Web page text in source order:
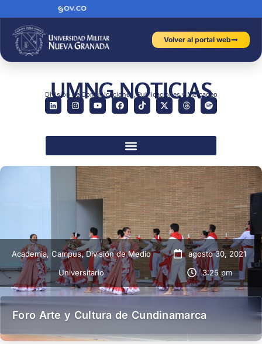
Volver al portal web
UMNG NOTICIAS
División de Comunicaciones, Publicaciones y Mercadeo
Academia,Campus,División de Medio
Universitario
agosto 30, 2021
3:25 pm
Foro Arte y Cultura de Cundinamarca